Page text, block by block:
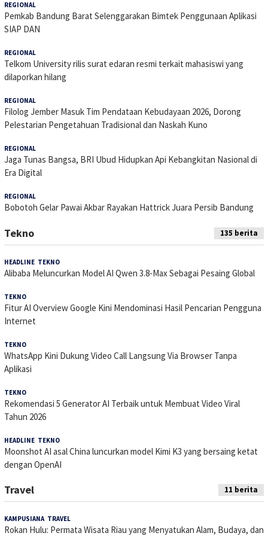
REGIONAL
Pemkab Bandung Barat Selenggarakan Bimtek Penggunaan Aplikasi
SIAP DAN
REGIONAL
Telkom University rilis surat edaran resmi terkait mahasiswi yang
dilaporkan hilang
REGIONAL
Filolog Jember Masuk Tim Pendataan Kebudayaan 2026, Dorong
Pelestarian Pengetahuan Tradisional dan Naskah Kuno
REGIONAL
Jaga Tunas Bangsa, BRI Ubud Hidupkan Api Kebangkitan Nasional di
Era Digital
REGIONAL
Bobotoh Gelar Pawai Akbar Rayakan Hattrick Juara Persib Bandung
Tekno 135 berita
HEADLINE TEKNO
Alibaba Meluncurkan Model AI Qwen 3.8-Max Sebagai Pesaing Global
TEKNO
Fitur AI Overview Google Kini Mendominasi Hasil Pencarian Pengguna
Internet
TEKNO
WhatsApp Kini Dukung Video Call Langsung Via Browser Tanpa
Aplikasi
TEKNO
Rekomendasi 5 Generator AI Terbaik untuk Membuat Video Viral
Tahun 2026
HEADLINE TEKNO
Moonshot AI asal China luncurkan model Kimi K3 yang bersaing ketat
dengan OpenAI
Travel 11 berita
KAMPUSIANA, TRAVEL
Rokan Hulu: Permata Wisata Riau yang Menyatukan Alam, Budaya, dan